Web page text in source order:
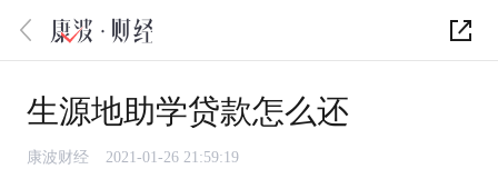
生源地助学贷款怎么还
康波财经 2021-01-26 21:59:19